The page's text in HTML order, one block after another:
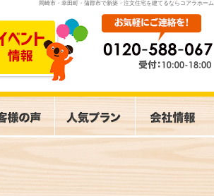
岡崎市・幸田町・蒲郡市で新築・注文住宅を建てるならコアラホーム